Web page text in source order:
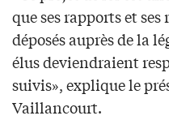
que ses rapports et
déposés auprès de la
élus deviendraient
suivis», explique le
Vaillancourt.